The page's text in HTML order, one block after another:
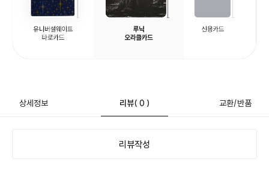
상세정보 리뷰( 0 ) 교환/반품
리뷰작성